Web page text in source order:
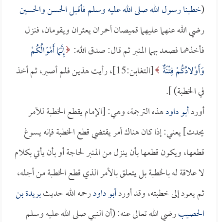
(خطبنا رسول الله صلى الله عليه وسلم فأقبلالحسنوالحسين
رضي الله عنهما عليهما قميصان أحمران يعثران ويقومان، فنزل
فأخذهما فصعد بهما المنبر ثم قال: صدق الله: إِنَّمَا أَمْوَالُكُمْ
وَأَوْلادُكُمْ فِتْنَةٌ
[التغابن:15]، رأيت هذين فلم أصبر، ثم أخذ
في الخطبة) ].
أوردأبو داودهذه الترجمة، وهي: [الإمام يقطع الخطبة للأمر
يحدث] يعني: إذا كان هناك أمر يقتضي قطع الخطبة فإنه يسوغ
قطعها، ويكون قطعها بأن ينزل من المنبر لحاجة أو بأن يأتي بكلام
لا علاقة له بالخطبة بل يتعلق بالأمر الذي قطع الخطبة من أجله،
ثم يعود إلى خطبته، وقد أوردأبو داودرحمه الله حديثبريدة بن
الحصيبرضي الله تعالى عنه: (أن النبي صلى الله عليه وسلم